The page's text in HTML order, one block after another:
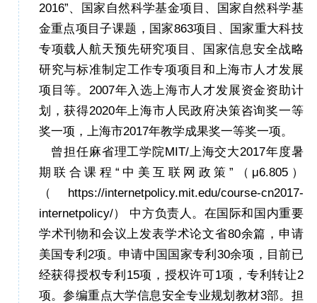
2016”、国家自然科学基金项目、国家自然科学基
金重点项目子课题，国家863项目、国家重大科技
专项载人航天预先研究项目、国家信息安全战略
研究与标准制定工作专项项目和上海市人才发展
项目等。 2007年入选上海市人才发展资金资助计
划，获得2020年上海市人民政府决策咨询奖一等
奖一项，上海市2017年教学成果奖一等奖一项。
曾担任麻省理工学院MIT/上海交大2017年度暑
期联合课程 “中美互联网政策”（μ6.805 ）
（ https://internetpolicy.mit.edu/course-cn2017-
internetpolicy/）
中方负责人。在国际和国内重要
学术刊物和会议上发表学术论文省80余篇，申请
美国专利 2项。申请中国国家专利 30余项，目前已
经获得授权专利 15项，授权许可1项，专利转让2
项。参编重点大学信息安全专业规划教材3部。担